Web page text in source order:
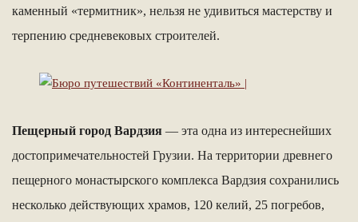
каменный «термитник», нельзя не удивиться мастерству и
терпению средневековых строителей.
Пещерный город Вардзия — эта одна из интереснейших
достопримечательностей Грузии. На территории древнего
пещерного монастырского комплекса Вардзия сохранились
несколько действующих храмов, 120 келий, 25 погребов,